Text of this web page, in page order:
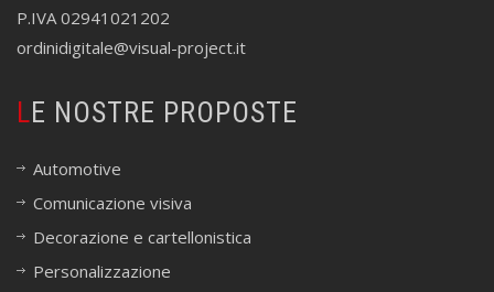
P.IVA 02941021202
ordinidigitale@visual-project.it
LE NOSTRE PROPOSTE
Automotive
Comunicazione visiva
Decorazione e cartellonistica
Personalizzazione